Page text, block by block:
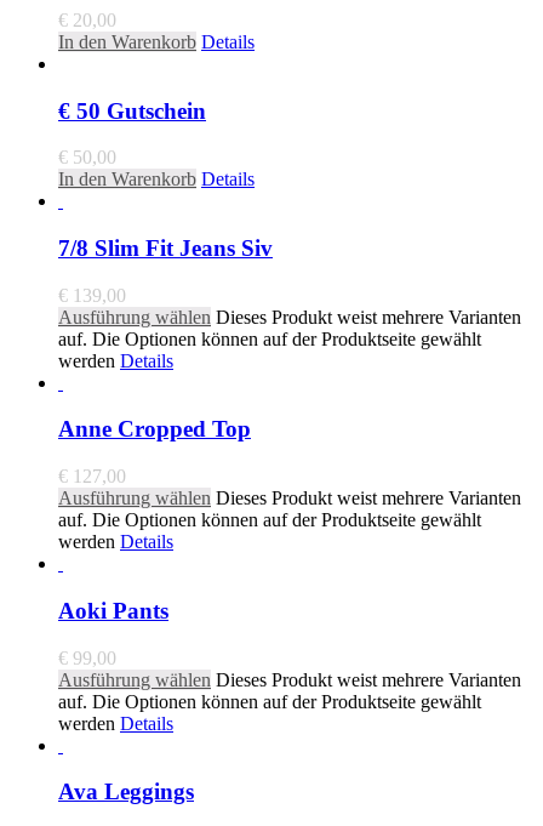
€ 20,00
In den Warenkorb Details
€ 50 Gutschein
€ 50,00
In den Warenkorb Details
7/8 Slim Fit Jeans Siv
€ 139,00
Ausführung wählen Dieses Produkt weist mehrere Varianten
auf. Die Optionen können auf der Produktseite gewählt
werden Details
Anne Cropped Top
€ 127,00
Ausführung wählen Dieses Produkt weist mehrere Varianten
auf. Die Optionen können auf der Produktseite gewählt
werden Details
Aoki Pants
€ 99,00
Ausführung wählen Dieses Produkt weist mehrere Varianten
auf. Die Optionen können auf der Produktseite gewählt
werden Details
Ava Leggings